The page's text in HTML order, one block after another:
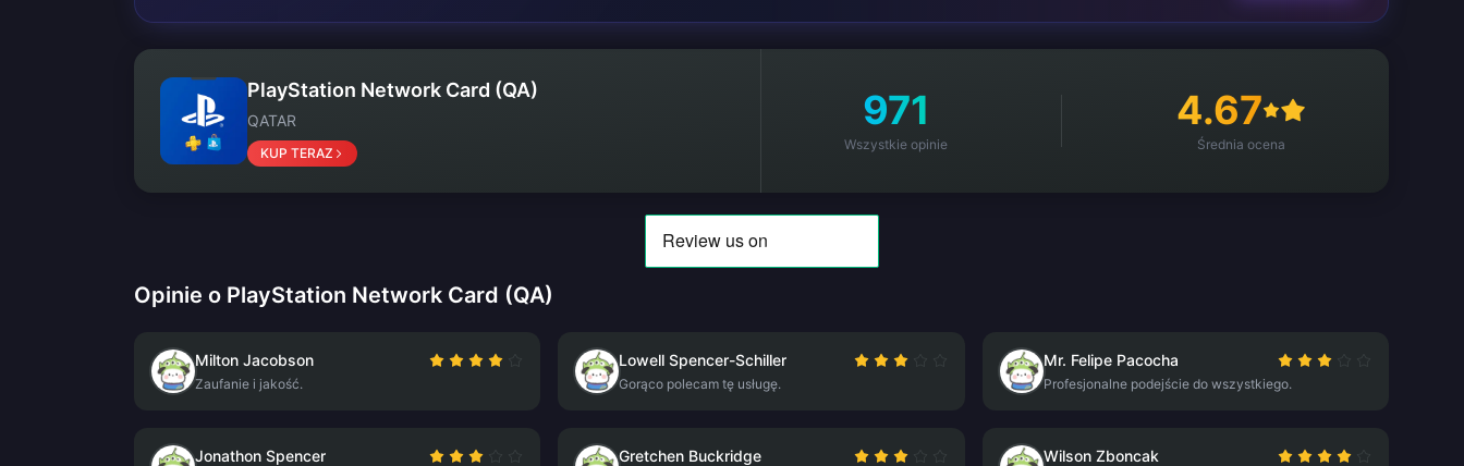
PlayStation Network Card (QA)
QATAR
KUP TERAZ
971
Wszystkie opinie
4.67
Średnia ocena
Opinie o PlayStation Network Card (QA)
Milton Jacobson
Zaufanie i jakość.
Lowell Spencer-Schiller
Gorąco polecam tę usługę.
Mr. Felipe Pacocha
Profesjonalne podejście do wszystkiego.
Jonathon Spencer Gretchen Buckridge Wilson Zboncak